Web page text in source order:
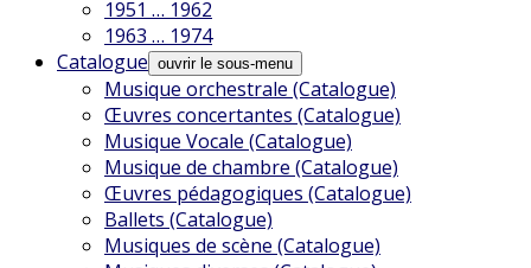
1951 … 1962
1963 … 1974
Catalogue ouvrir le sous-menu
Musique orchestrale (Catalogue)
Œuvres concertantes (Catalogue)
Musique Vocale (Catalogue)
Musique de chambre (Catalogue)
Œuvres pédagogiques (Catalogue)
Ballets (Catalogue)
Musiques de scène (Catalogue)